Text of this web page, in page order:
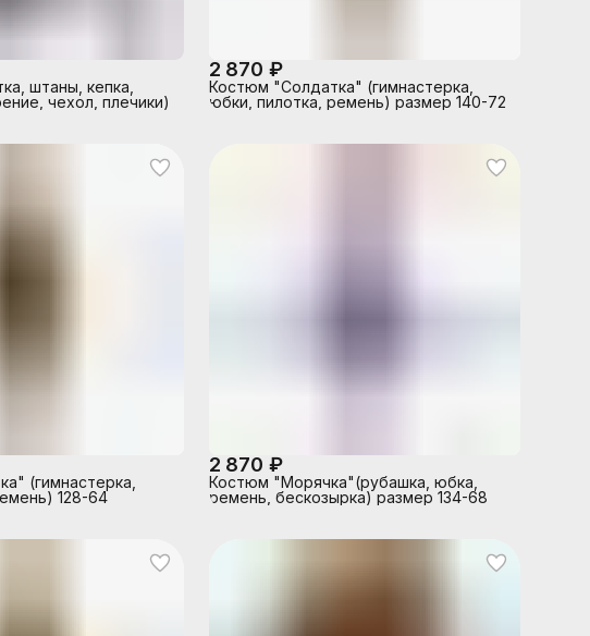
штаны, кепка,
чехол, плечики)
2 870 ₽
Костюм "Солдатка" (гимнастерка,
юбки, пилотка, ремень) размер 140-72
(гимнастерка,
128-64
2 870 ₽
Костюм "Морячка"(рубашка, юбка,
ремень, бескозырка) размер 134-68